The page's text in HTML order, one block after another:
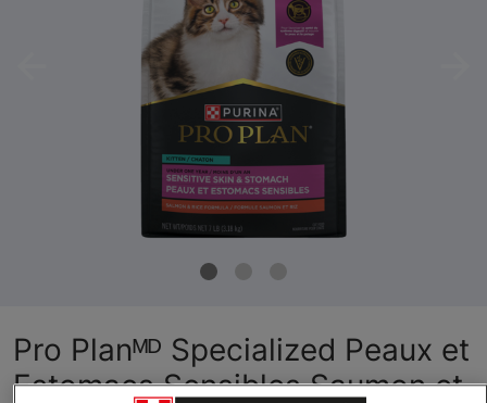
Pro Planᴹᴰ Specialized Peaux et
Estomacs Sensibles Saumon et